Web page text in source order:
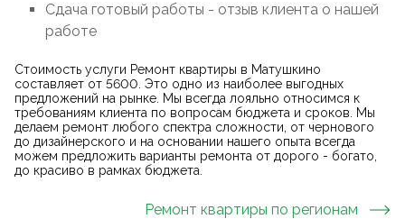
Сдача готовый работы - отзыв клиента о нашей
работе
Стоимость услуги Ремонт квартиры в Матушкино
составляет от 5600. Это одно из наиболее выгодных
предложений на рынке. Мы всегда лояльно относимся к
требованиям клиента по вопросам бюджета и сроков. Мы
делаем ремонт любого спектра сложности, от чернового
до дизайнерского и на основании нашего опыта всегда
можем предложить варианты ремонта от дорого - богато,
до красиво в рамках бюджета.
Ремонт квартиры по регионам